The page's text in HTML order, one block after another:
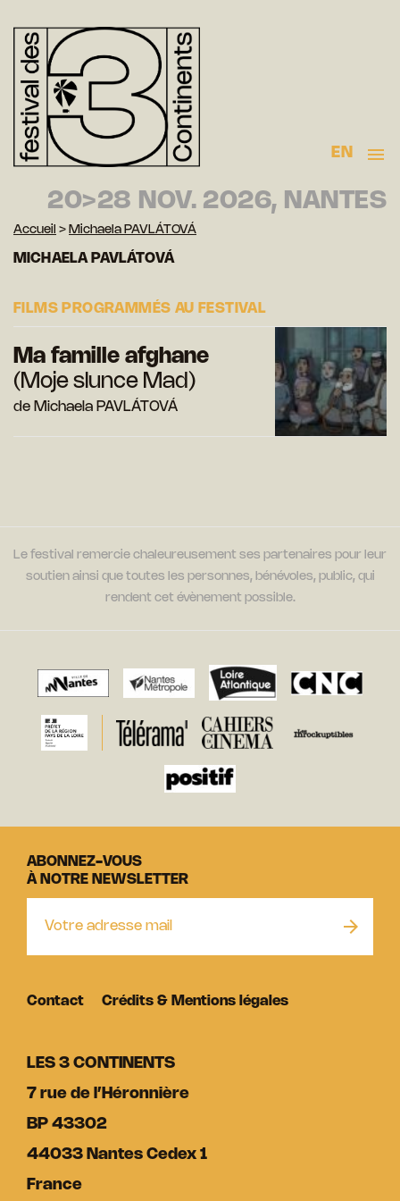
EN
20>28 NOV. 2026, NANTES
Accueil > Michaela PAVLÁTOVÁ
MICHAELA PAVLÁTOVÁ
FILMS PROGRAMMÉS AU FESTIVAL
Ma famille afghane
(Moje slunce Mad)
de Michaela PAVLÁTOVÁ
Le festival remercie chaleureusement ses partenaires pour leur
soutien ainsi que toutes les personnes, bénévoles, public, qui
rendent cet évènement possible.
LES 3 CONTINENTS
7 rue de l’Héronnière
BP 43302
44033 Nantes Cedex 1
France
ABONNEZ-VOUS
À NOTRE NEWSLETTER
Contact Crédits & Mentions légales